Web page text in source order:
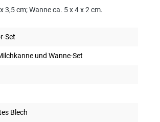
3,5 cm; Wanne ca. 5 x 4 x 2 cm.
Set
und Wanne-Set
Blech